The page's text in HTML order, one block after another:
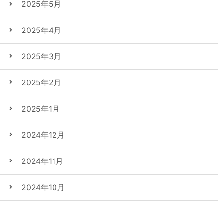
2025年5月
2025年4月
2025年3月
2025年2月
2025年1月
2024年12月
2024年11月
2024年10月